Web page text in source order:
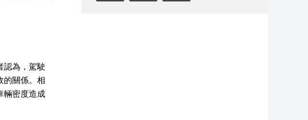
認為，駕駛
的關係。相
輛密度造成